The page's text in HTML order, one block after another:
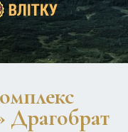
Драгобрат